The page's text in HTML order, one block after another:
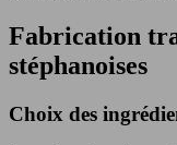
Fabrication
stéphanoises
Choix des